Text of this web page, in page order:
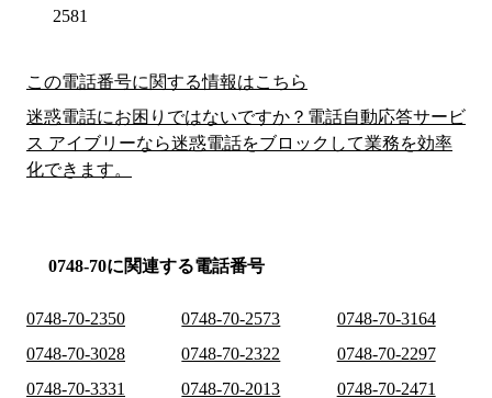
2581
この電話番号に関する情報はこちら
迷惑電話にお困りではないですか？電話自動応答サービ
ス アイブリーなら迷惑電話をブロックして業務を効率
化できます。
0748-70に関連する電話番号
0748-70-2350 0748-70-2573
0748-70-3164
0748-70-3028
0748-70-2322
0748-70-2297
0748-70-3331
0748-70-2013 0748-70-2471